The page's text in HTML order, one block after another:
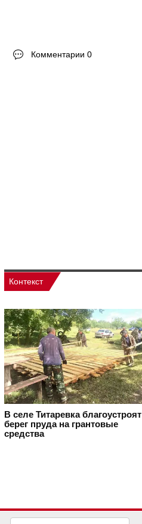
Комментарии 0
Контекст
В селе Титаревка благоустроят
берег пруда на грантовые
средства